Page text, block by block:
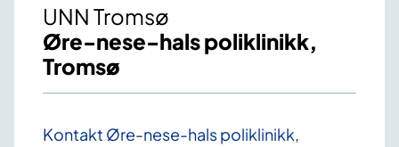
UNN Tromsø
Øre-nese-hals poliklinikk,
Tromsø
Kontakt Øre-nese-hals poliklinikk,